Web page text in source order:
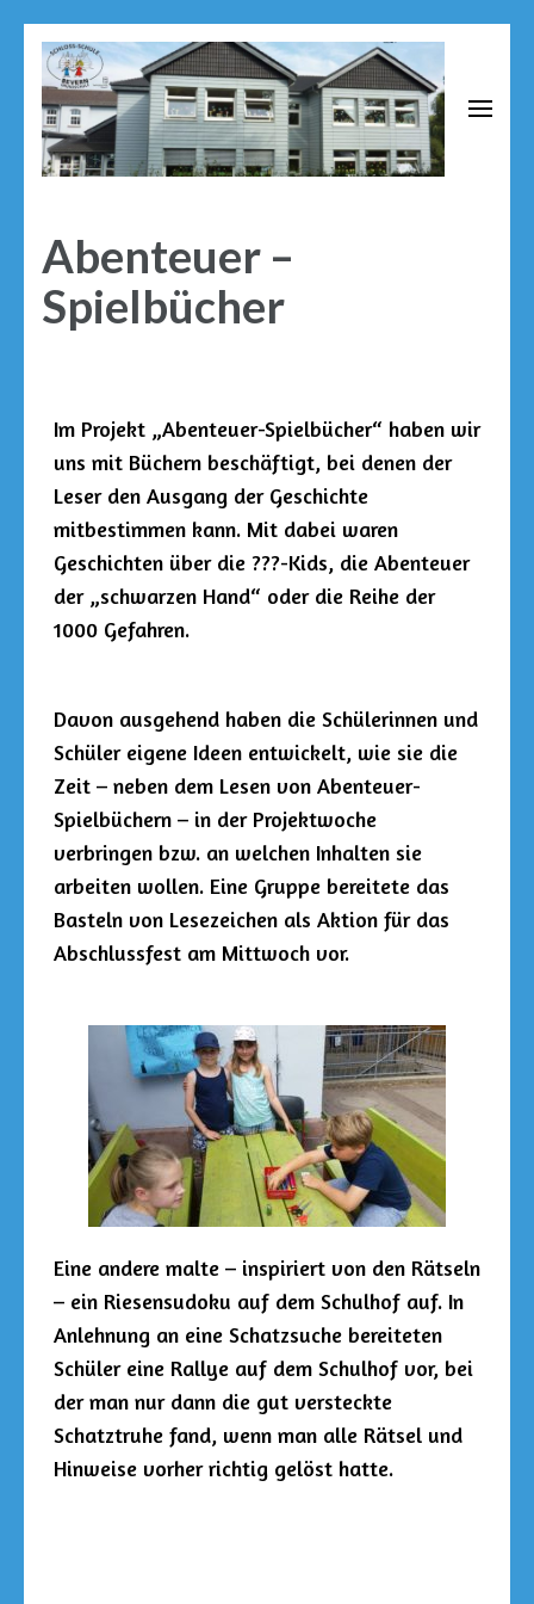
Abenteuer –
Spielbücher
Im Projekt „Abenteuer-Spielbücher“ haben wir
uns mit Büchern beschäftigt, bei denen der
Leser den Ausgang der Geschichte
mitbestimmen kann. Mit dabei waren
Geschichten über die ???-Kids, die Abenteuer
der „schwarzen Hand“ oder die Reihe der
1000 Gefahren.
Davon ausgehend haben die Schülerinnen und
Schüler eigene Ideen entwickelt, wie sie die
Zeit – neben dem Lesen von Abenteuer-
Spielbüchern – in der Projektwoche
verbringen bzw. an welchen Inhalten sie
arbeiten wollen. Eine Gruppe bereitete das
Basteln von Lesezeichen als Aktion für das
Abschlussfest am Mittwoch vor.
Eine andere malte – inspiriert von den Rätseln
– ein Riesensudoku auf dem Schulhof auf. In
Anlehnung an eine Schatzsuche bereiteten
Schüler eine Rallye auf dem Schulhof vor, bei
der man nur dann die gut versteckte
Schatztruhe fand, wenn man alle Rätsel und
Hinweise vorher richtig gelöst hatte.